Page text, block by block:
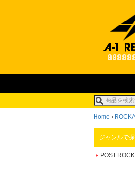
Home ›
ジャンルで
POST